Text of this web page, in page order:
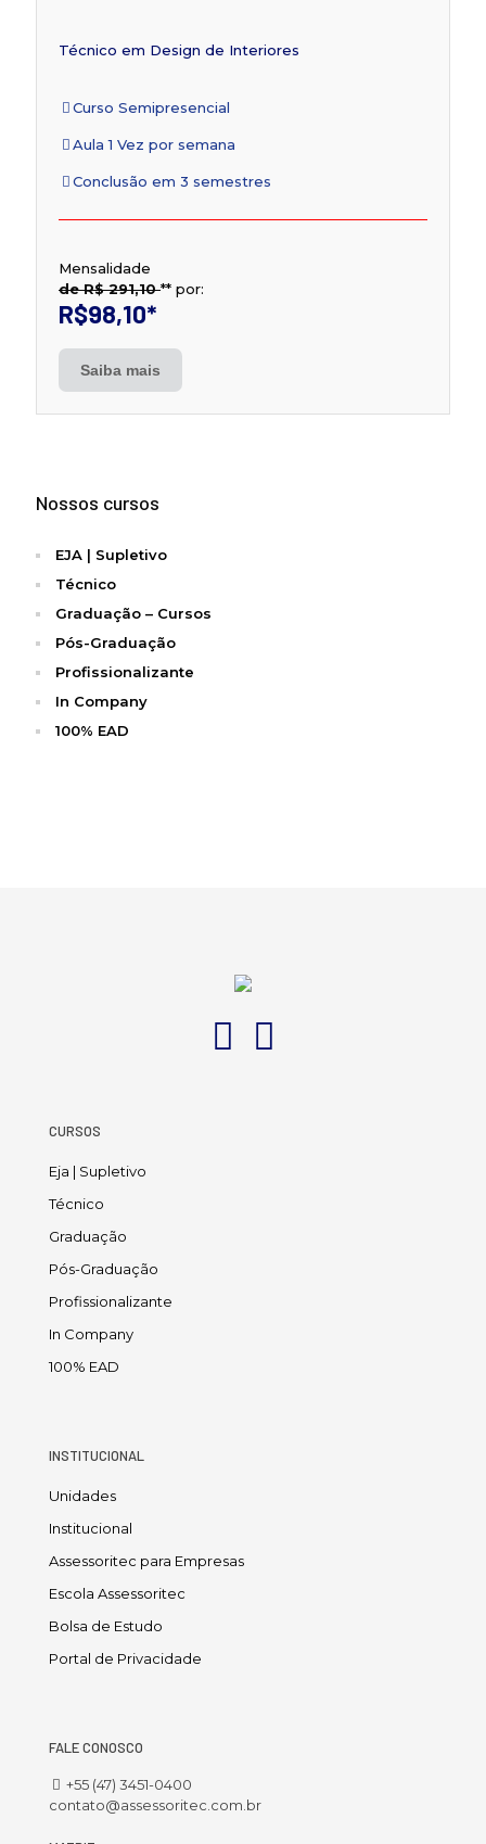
Técnico em Design de Interiores
Curso Semipresencial
Aula 1 Vez por semana
Conclusão em 3 semestres
Mensalidade
de R$ 291,10** por:
R$98,10*
Saiba mais
Nossos cursos
EJA | Supletivo
Técnico
Graduação – Cursos
Pós-Graduação
Profissionalizante
In Company
100% EAD
CURSOS
Eja | Supletivo
Técnico
Graduação
Pós-Graduação
Profissionalizante
In Company
100% EAD
INSTITUCIONAL
Unidades
Institucional
Assessoritec para Empresas
Escola Assessoritec
Bolsa de Estudo
Portal de Privacidade
FALE CONOSCO
+55 (47) 3451-0400
contato@assessoritec.com.br